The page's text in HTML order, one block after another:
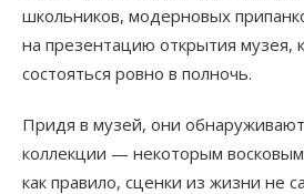
школьников, модерновых
на презентацию открытия музея,
состояться ровно в полночь.
Придя в музей, они
коллекции — некоторым
как правило, сценки из жизни не